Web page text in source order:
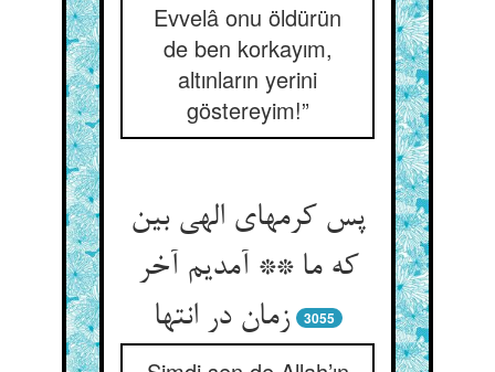
Evvelâ onu öldürün
de ben korkayım,
altınların yerini
göstereyim!”
پس کرمهای الهی بین
که ما ** آمدیم آخر
زمان در انتها
3055